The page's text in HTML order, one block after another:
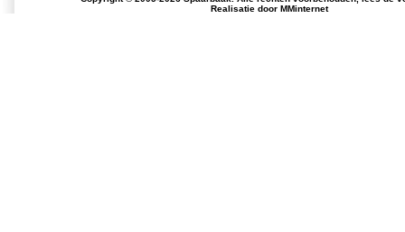
Realisatie door MMinternet